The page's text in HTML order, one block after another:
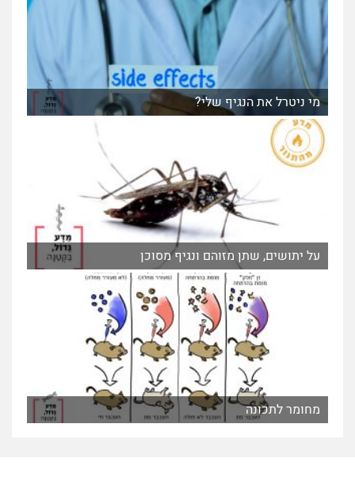
מי ניטרל את הנגיף שלי?
על יתושים, שתן מזוהם ונגיף מסוכן
מחומר לתכונה